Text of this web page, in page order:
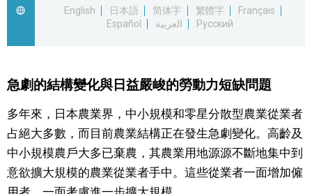
社會
文化
科學技術
生活
English
日本語 简体字 繁體字
Français
Español
العربية Русский
急劇的結構變化與日益嚴峻的勞動力短缺問題
多年來，日本農業界，中小規模和零星分散型農業從業者
占絕大多數，而目前農業結構正在發生急劇變化。高齡及
中小規模農戶大多已棄農，其農業用地源源不斷地集中到
意欲擴大規模的農業從業者手中。這些從業者一面增加僱